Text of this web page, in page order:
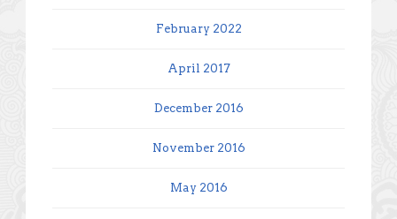
February 2022
April 2017
December 2016
November 2016
May 2016